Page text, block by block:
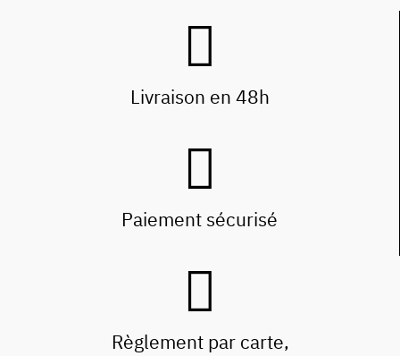
Livraison en 48h
Paiement sécurisé
Règlement par carte,